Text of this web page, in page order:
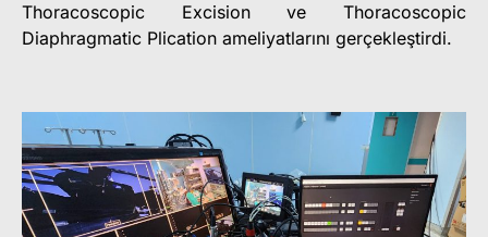
Thoracoscopic Excision ve Thoracoscopic
Diaphragmatic Plication ameliyatlarını gerçekleştirdi.